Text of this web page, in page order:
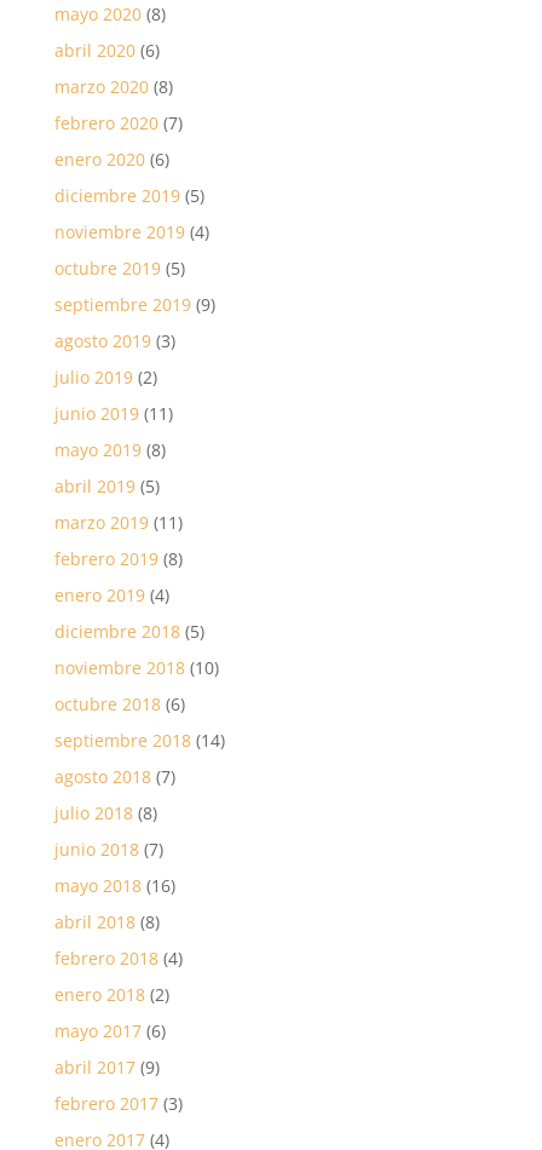
mayo 2020(8)
abril 2020(6)
marzo 2020(8)
febrero 2020(7)
enero 2020(6)
diciembre 2019(5)
noviembre 2019(4)
octubre 2019(5)
septiembre 2019(9)
agosto 2019(3)
julio 2019(2)
junio 2019(11)
mayo 2019(8)
abril 2019(5)
marzo 2019(11)
febrero 2019(8)
enero 2019(4)
diciembre 2018(5)
noviembre 2018(10)
octubre 2018(6)
septiembre 2018(14)
agosto 2018(7)
julio 2018(8)
junio 2018(7)
mayo 2018(16)
abril 2018(8)
febrero 2018(4)
enero 2018(2)
mayo 2017(6)
abril 2017(9)
febrero 2017(3)
enero 2017(4)